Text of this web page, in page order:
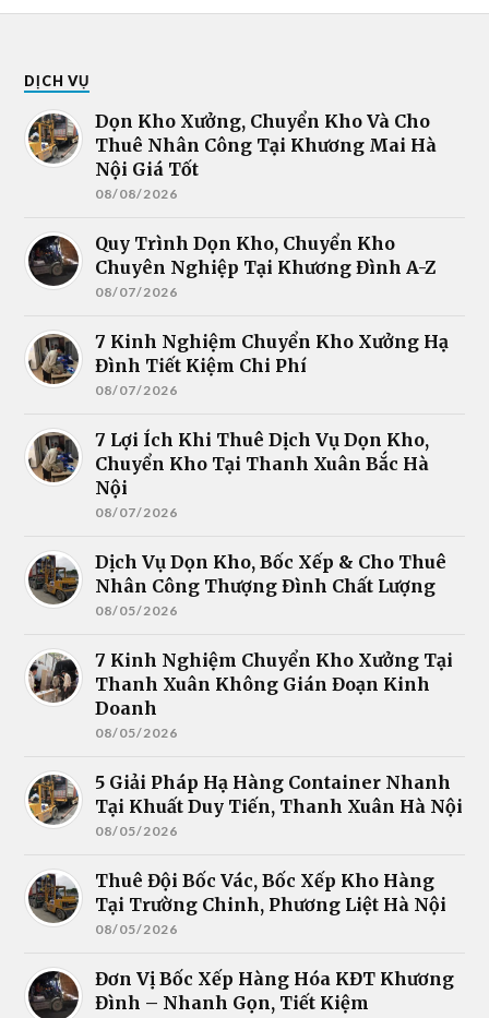
DỊCH VỤ
Dọn Kho Xưởng, Chuyển Kho Và Cho
Thuê Nhân Công Tại Khương Mai Hà
Nội Giá Tốt
08/08/2026
Quy Trình Dọn Kho, Chuyển Kho
Chuyên Nghiệp Tại Khương Đình A-Z
08/07/2026
7 Kinh Nghiệm Chuyển Kho Xưởng Hạ
Đình Tiết Kiệm Chi Phí
08/07/2026
7 Lợi Ích Khi Thuê Dịch Vụ Dọn Kho,
Chuyển Kho Tại Thanh Xuân Bắc Hà
Nội
08/07/2026
Dịch Vụ Dọn Kho, Bốc Xếp & Cho Thuê
Nhân Công Thượng Đình Chất Lượng
08/05/2026
7 Kinh Nghiệm Chuyển Kho Xưởng Tại
Thanh Xuân Không Gián Đoạn Kinh
Doanh
08/05/2026
5 Giải Pháp Hạ Hàng Container Nhanh
Tại Khuất Duy Tiến, Thanh Xuân Hà Nội
08/05/2026
Thuê Đội Bốc Vác, Bốc Xếp Kho Hàng
Tại Trường Chinh, Phương Liệt Hà Nội
08/05/2026
Đơn Vị Bốc Xếp Hàng Hóa KĐT Khương
Đình – Nhanh Gọn, Tiết Kiệm